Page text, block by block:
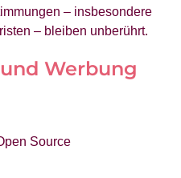
– insbesondere
– bleiben unberührt.
Werbung
Source